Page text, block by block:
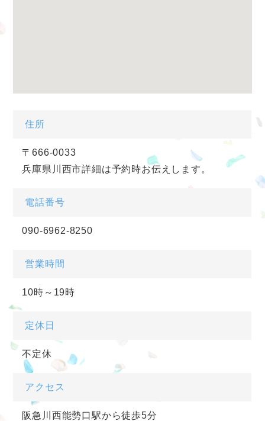
住所
〒666-0033
兵庫県川西市詳細は予約時お伝えします。
電話番号
090-6962-8250
営業時間
10時～19時
定休日
不定休
アクセス
阪急川西能勢口駅から徒歩5分